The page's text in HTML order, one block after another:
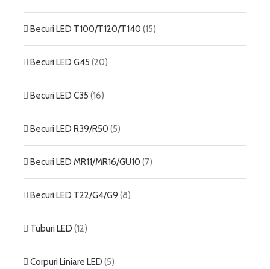
Becuri LED T100/T120/T140 (15)
Becuri LED G45 (20)
Becuri LED C35 (16)
Becuri LED R39/R50 (5)
Becuri LED MR11/MR16/GU10 (7)
Becuri LED T22/G4/G9 (8)
Tuburi LED (12)
Corpuri Liniare LED (5)